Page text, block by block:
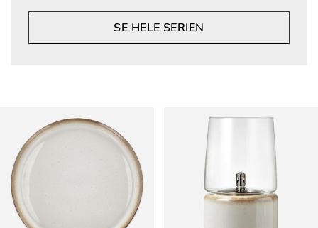
SE HELE SERIEN